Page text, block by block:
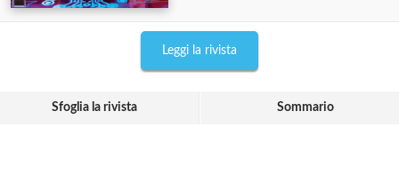
Leggi la rivista
Sfoglia la rivista Sommario